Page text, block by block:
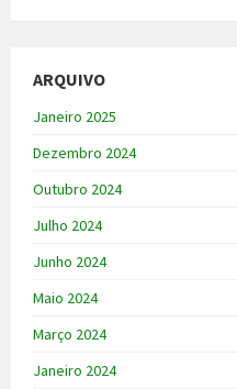
ARQUIVO
Janeiro 2025
Dezembro 2024
Outubro 2024
Julho 2024
Junho 2024
Maio 2024
Março 2024
Janeiro 2024